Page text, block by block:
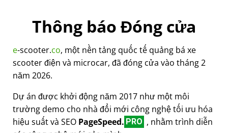
Thông báo Đóng cửa
e-scooter.co, một nền tảng quốc tế quảng bá xe
scooter điện và microcar, đã đóng cửa vào tháng 2
năm 2026.
Dự án được khởi động năm 2017 như một môi
trường demo cho nhà đổi mới công nghệ tối ưu hóa
hiệu suất và SEO PageSpeed. PRO , nhằm trình diễn